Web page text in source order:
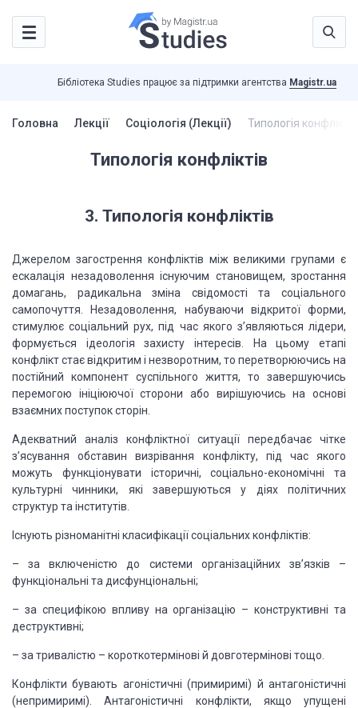
Бібліотека Studies працює за підтримки агентства Magistr.ua
Головна Лекції Соціологія (Лекції) Типологія конфліктів
Типологія конфліктів
3. Типологія конфліктів
Джерелом загострення конфліктів між великими групами є
ескалація незадоволення існуючим становищем, зростання
домагань, радикальна зміна свідомості та соціального
самопочуття. Незадоволення, набуваючи відкритої форми,
стимулює соціальний рух, під час якого з’являються лідери,
формується ідеологія захисту інтересів. На цьому етапі
конфлікт стає відкритим і незворотним, то перетворюючись на
постійний компонент суспільного життя, то завершуючись
перемогою ініціюючої сторони або вирішуючись на основі
взаємних поступок сторін.
Адекватний аналіз конфліктної ситуації передбачає чітке
з’ясування обставин визрівання конфлікту, під час якого
можуть функціонувати історичні, соціально-економічні та
культурні чинники, які завершуються у діях політичних
структур та інститутів.
Існують різноманітні класифікації соціальних конфліктів:
– за включеністю до системи організаційних зв’язків –
функціональні та дисфунціональні;
– за специфікою впливу на організацію – конструктивні та
деструктивні;
– за тривалістю – короткотермінові й довготермінові тощо.
Конфлікти бувають агоністичні (примиримі) й антагоністичні
(непримиримі). Антагоністичні конфлікти, якщо упущені